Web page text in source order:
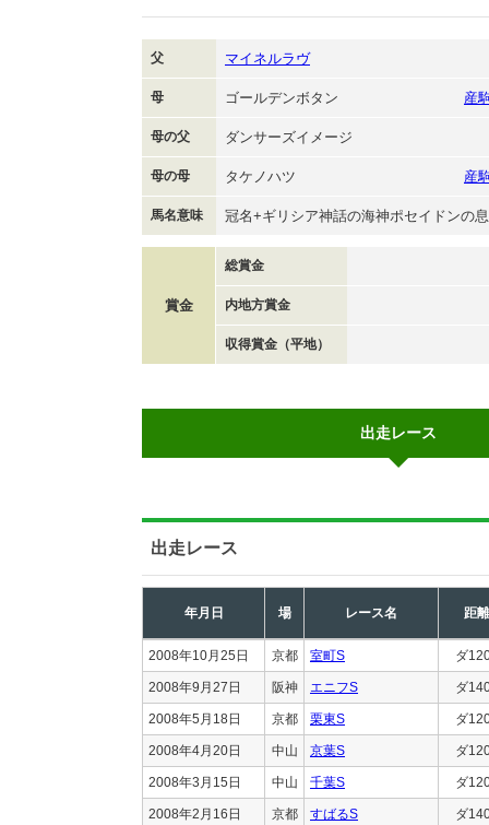
父 マイネルラヴ
母 ゴールデンボタン 産
母の父 ダンサーズイメージ
母の母 タケノハツ 産
馬名意味 冠名+ギリシア神話の海神ポセイドンの
賞金
総賞金
内地方賞金
収得賞金（平地）
出走レース
出走レース
年月日 場 レース名 距離
2008年10月25日 京都 室町S ダ
2008年9月27日 阪神 エニフS ダ
2008年5月18日 京都 栗東S ダ
2008年4月20日 中山 京葉S ダ
2008年3月15日 中山 千葉S ダ
2008年2月16日 京都 すばるS ダ